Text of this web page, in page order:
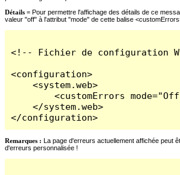
Détails = Pour permettre l'affichage des détails de ce
valeur "off" à l'attribut "mode" de cette balise
<!-- Fichier de configuration
<configuration>
    <system.web>
<customErrors
    </system.web>
</configuration>
Remarques : La page d'erreurs actuellement affichée peut
d'erreurs personnalisée !